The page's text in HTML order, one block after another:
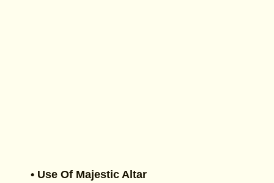
• Use Of Majestic Altar